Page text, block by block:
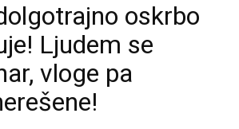
oskrbo
Ljudem se
vloge pa